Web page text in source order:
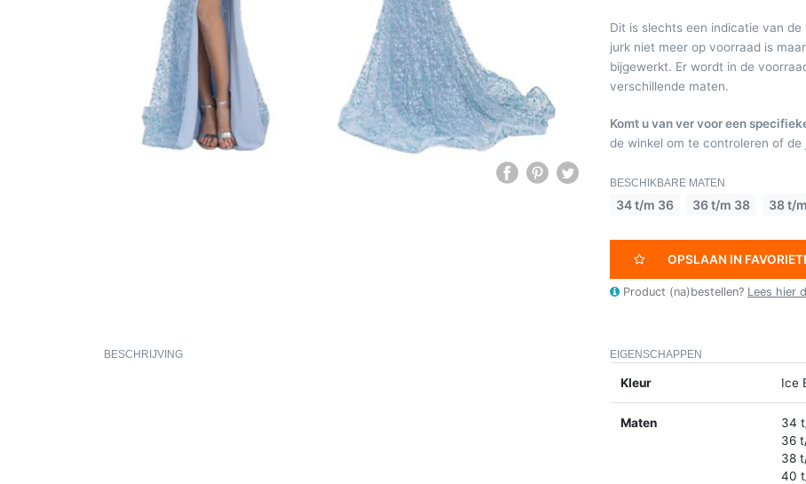
Dit is slechts een indicatie van
jurk niet meer op voorraad is
bijgewerkt. Er wordt in de
verschillende maten.
Komt u van ver voor een
de winkel om te controleren of de
BESCHIKBARE MATEN
34 t/m 36 36 t/m 38 38 t/
OPSLAAN IN
Product (na)bestellen? Lees hier
BESCHRIJVING EIGENSCHAPPEN
Kleur Ice
Maten
34
36
38
40